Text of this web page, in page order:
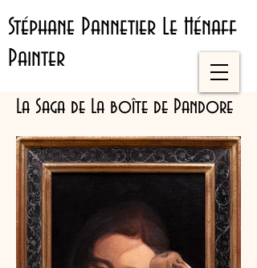
Stéphane Pannetier Le Hénaff
Painter
La Saga de La boîte de Pandore